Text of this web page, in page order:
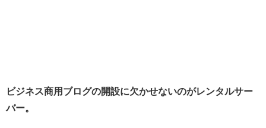
ビジネス商用ブログの開設に欠かせないのがレンタルサー
バー。